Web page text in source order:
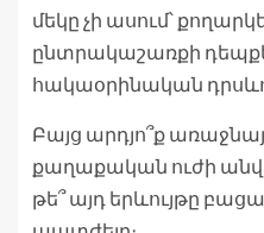
մեկը չի ասում՝
ընտրակաշառքի
հակաօրինական
Բայց արդյո՞ք
քաղաքական ուժի
թե՞ այդ երևույթը